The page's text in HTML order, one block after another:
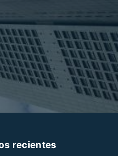
recientes